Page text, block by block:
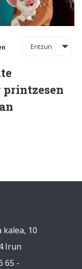
Entzun
printzesen
10
Irun
65 -